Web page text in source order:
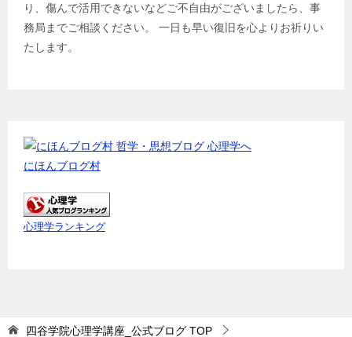
り、傷んで活用できないなどご不自由がございましたら、事
務局までご相談ください。 一日も早い復旧を心よりお祈りい
たします。
にほんブログ村
心理学ランキング
四谷学院心理学講座_公式ブログ TOP